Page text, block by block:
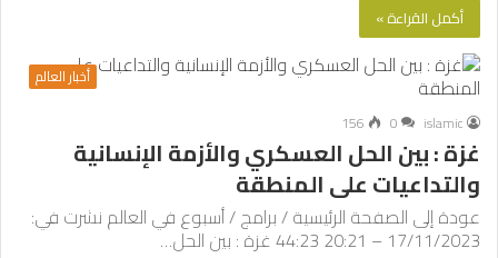
أكمل القراءة »
أخبار العالم
islamic
0
156
غزة : بين الحل العسكري والأزمة الإنسانية
والتداعيات على المنطقة
عودة إلى الصفحة الرئيسية / برامج / أسبوع في العالم نشرت في:
17/11/2023 – 20:21 44:23 غزة : بين الحل…